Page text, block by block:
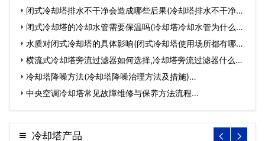
闭式冷却塔排水不干净会造成哪些后果(冷却塔排水不干净的
危…闭式冷却塔的冷却水管需要保温吗(冷却塔冷却水管为什么要
保…水质对闭式冷却塔的具体影响(闭式冷却塔使用场所都有哪些
要…横流式冷却塔旁流过滤器如何选择,冷却塔旁流过滤器什么…
冷却塔降噪方法(冷却塔降噪治理方法及措施)…
中央空调冷却塔常见故障维修与保养方法流程…
冷却塔产品